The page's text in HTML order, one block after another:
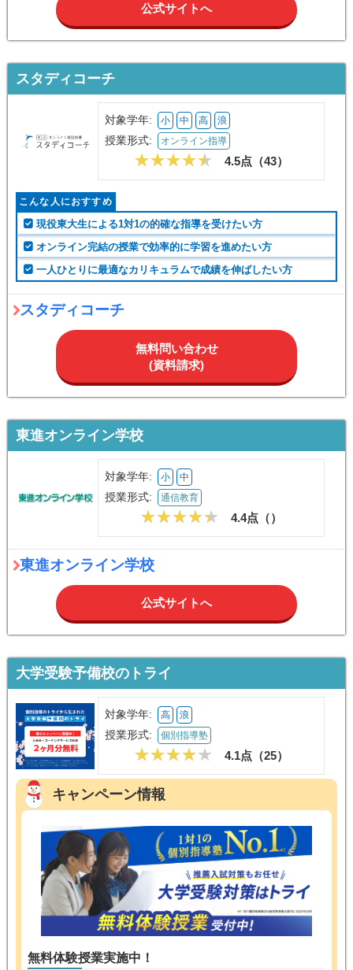
公式サイトへ
スタディコーチ
対象学年: 小 中 高 浪
授業形式: オンライン指導
4.5点（43）
こんな人におすすめ
現役東大生による1対1の的確な指導を受けたい方
オンライン完結の授業で効率的に学習を進めたい方
一人ひとりに最適なカリキュラムで成績を伸ばしたい方
スタディコーチ
無料問い合わせ
(資料請求)
東進オンライン学校
対象学年: 小 中
授業形式: 通信教育
4.4点（）
東進オンライン学校
公式サイトへ
大学受験予備校のトライ
対象学年: 高 浪
授業形式: 個別指導塾
4.1点（25）
キャンペーン情報
無料体験授業実施中！